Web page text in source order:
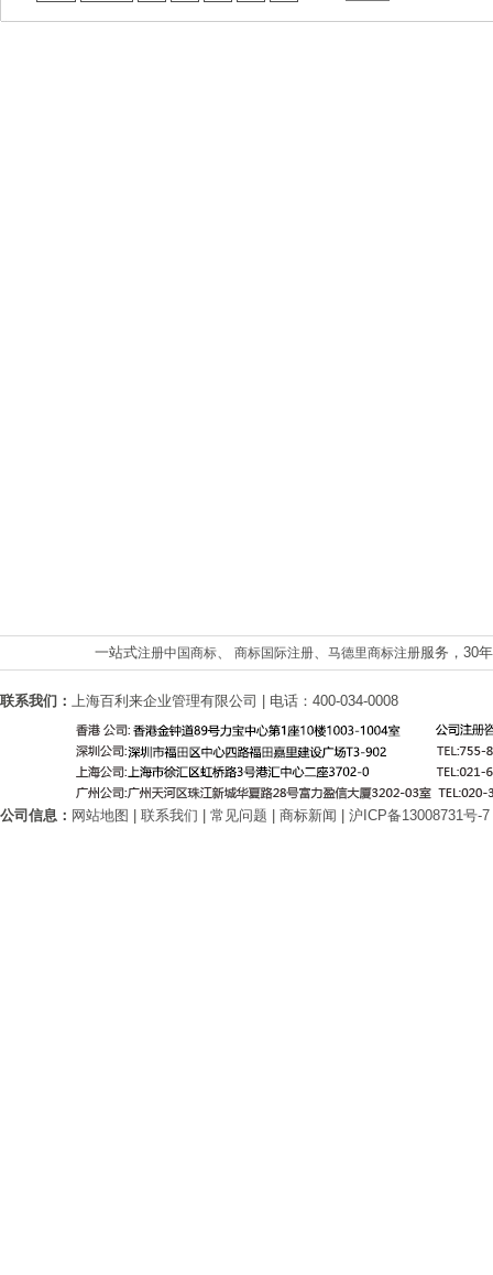
一站式注册中国商标、 商标国际注册、 马德里商标注册服务，30
联系我们： 上海百利来企业管理有限公司 | 电话：400-034-0008
公司信息： 网站地图 联系我们 常见问题 商标新闻 沪ICP备13008731号-7